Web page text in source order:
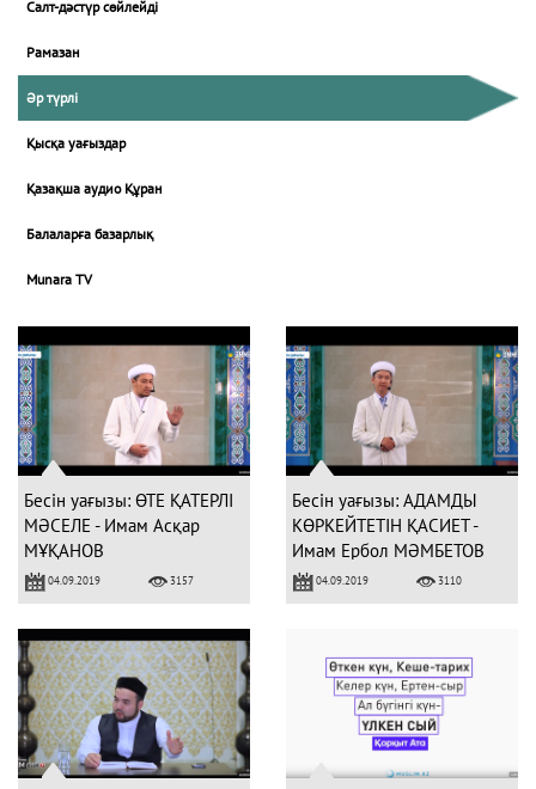
Салт-дәстүр сөйлейді
Рамазан
Әр түрлі
Қысқа уағыздар
Қазақша аудио Құран
Балаларға базарлық
Munara TV
Бесін уағызы: ӨТЕ ҚАТЕРЛІ
МӘСЕЛЕ - Имам Асқар
МҰҚАНОВ
04.09.2019 3157
Бесін уағызы: АДАМДЫ
КӨРКЕЙТЕТІН ҚАСИЕТ -
Имам Ербол МӘМБЕТОВ
04.09.2019 3110